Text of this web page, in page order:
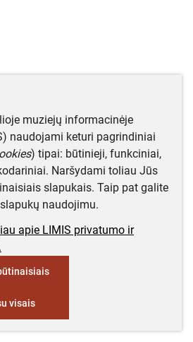
muziejų informacinėje
naudojami keturi pagrindiniai
) tipai: būtinieji, funkciniai,
Naršydami toliau Jūs
slapukais. Taip pat galite
naudojimu.
apie LIMIS privatumo ir
visais